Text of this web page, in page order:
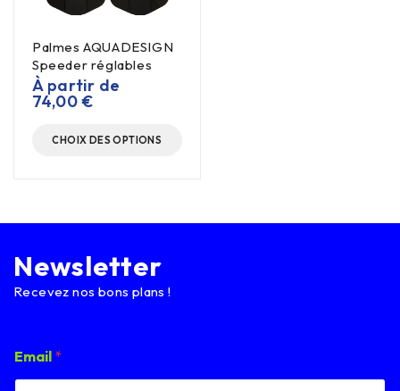
Palmes AQUADESIGN
Speeder réglables
À partir de
74,00€
CHOIX DES OPTIONS
Newsletter
Recevez nos bons plans !
E
m
Email *